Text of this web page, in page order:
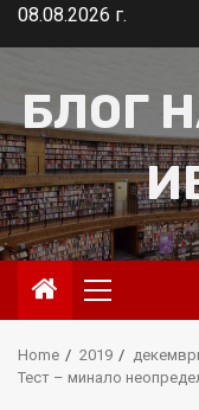
Skip08.08.2026 г.
БЛОГ
Primary
Menu
Home 2019
Тест – минало